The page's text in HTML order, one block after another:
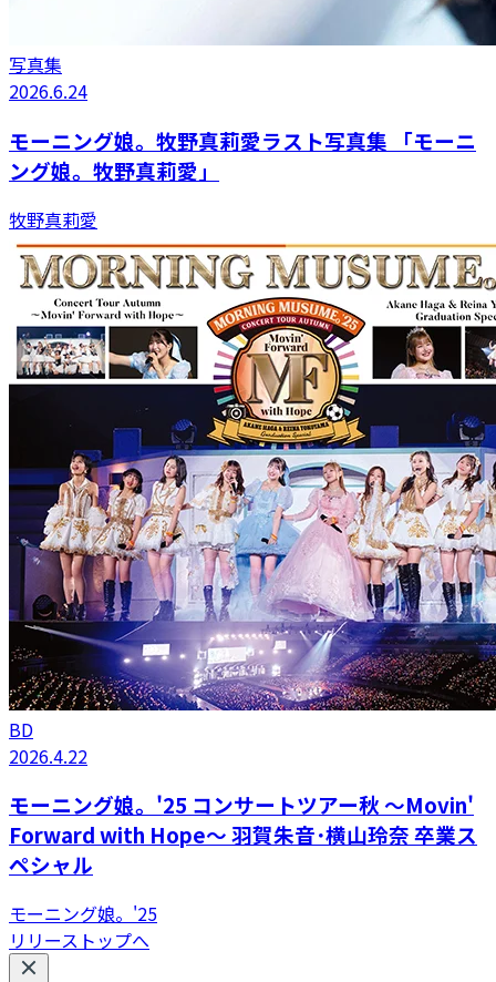
写真集
2026.6.24
モーニング娘。牧野真莉愛ラスト写真集 「モーニ
ング娘。牧野真莉愛」
牧野真莉愛
BD
2026.4.22
モーニング娘。'25 コンサートツアー秋 ～Movin'
Forward with Hope～ 羽賀朱音･横山玲奈 卒業ス
ペシャル
モーニング娘。'25
リリーストップへ